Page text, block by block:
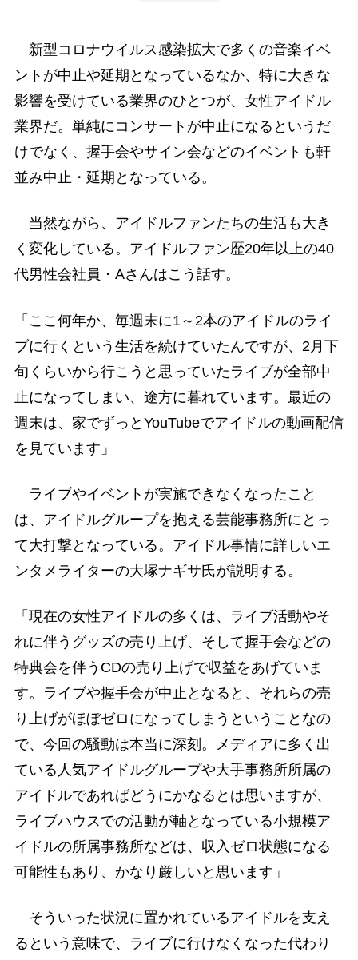
新型コロナウイルス感染拡大で多くの音楽イベ
ントが中止や延期となっているなか、特に大きな
影響を受けている業界のひとつが、女性アイドル
業界だ。単純にコンサートが中止になるというだ
けでなく、握手会やサイン会などのイベントも軒
並み中止・延期となっている。
当然ながら、アイドルファンたちの生活も大き
く変化している。アイドルファン歴20年以上の40
代男性会社員・Aさんはこう話す。
「ここ何年か、毎週末に1～2本のアイドルのライ
ブに行くという生活を続けていたんですが、2月下
旬くらいから行こうと思っていたライブが全部中
止になってしまい、途方に暮れています。最近の
週末は、家でずっとYouTubeでアイドルの動画配信
を見ています」
ライブやイベントが実施できなくなったこと
は、アイドルグループを抱える芸能事務所にとっ
て大打撃となっている。アイドル事情に詳しいエ
ンタメライターの大塚ナギサ氏が説明する。
「現在の女性アイドルの多くは、ライブ活動やそ
れに伴うグッズの売り上げ、そして握手会などの
特典会を伴うCDの売り上げで収益をあげていま
す。ライブや握手会が中止となると、それらの売
り上げがほぼゼロになってしまうということなの
で、今回の騒動は本当に深刻。メディアに多く出
ている人気アイドルグループや大手事務所所属の
アイドルであればどうにかなるとは思いますが、
ライブハウスでの活動が軸となっている小規模ア
イドルの所属事務所などは、収入ゼロ状態になる
可能性もあり、かなり厳しいと思います」
そういった状況に置かれているアイドルを支え
るという意味で、ライブに行けなくなった代わり